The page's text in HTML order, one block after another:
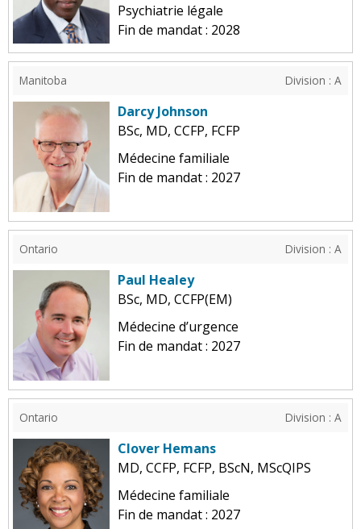
Psychiatrie légale
Fin de mandat : 2028
Manitoba Division : A
Darcy Johnson
BSc, MD, CCFP, FCFP
Médecine familiale
Fin de mandat : 2027
Ontario Division : A
Paul Healey
BSc, MD, CCFP(EM)
Médecine d’urgence
Fin de mandat : 2027
Ontario Division : A
Clover Hemans
MD, CCFP, FCFP, BScN, MScQIPS
Médecine familiale
Fin de mandat : 2027